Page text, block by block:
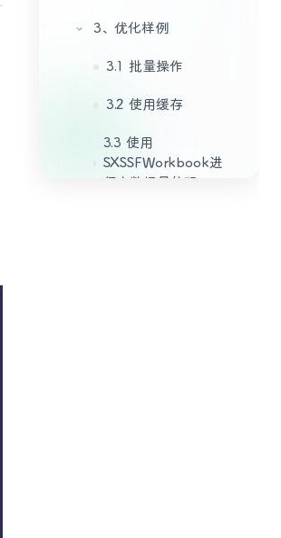
3、优化样例
3.1 批量操作
3.2 使用缓存
3.3 使用
SXSSFWorkbook进
行大数据量处理